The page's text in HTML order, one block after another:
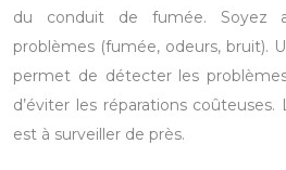
du conduit de fumée. Soyez
problèmes (fumée, odeurs, bruit).
permet de détecter les
d’éviter les réparations
est à surveiller de près.